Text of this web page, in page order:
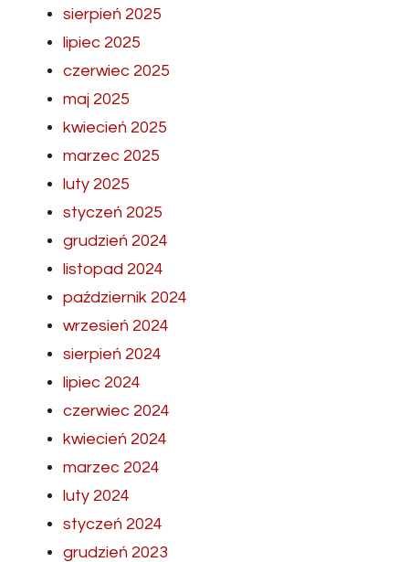
sierpień 2025
lipiec 2025
czerwiec 2025
maj 2025
kwiecień 2025
marzec 2025
luty 2025
styczeń 2025
grudzień 2024
listopad 2024
październik 2024
wrzesień 2024
sierpień 2024
lipiec 2024
czerwiec 2024
kwiecień 2024
marzec 2024
luty 2024
styczeń 2024
grudzień 2023